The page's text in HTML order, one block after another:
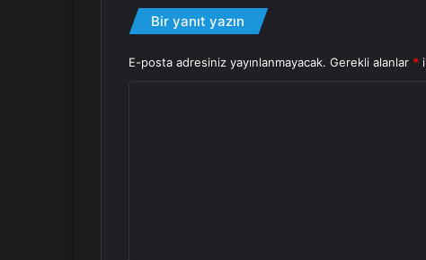
Bir yanıt yazın
E-posta adresiniz yayınlanmayacak. Gerekli alanlar *